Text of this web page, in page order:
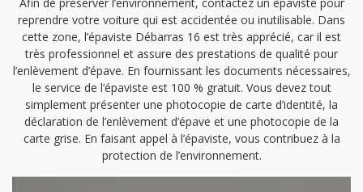
reprendre votre voiture qui est accidentée ou inutilisable. Dans
cette zone, l’épaviste Débarras 16 est très apprécié, car il est
très professionnel et assure des prestations de qualité pour
l’enlèvement d’épave. En fournissant les documents nécessaires,
le service de l’épaviste est 100 % gratuit. Vous devez tout
simplement présenter une photocopie de carte d’identité, la
déclaration de l’enlèvement d’épave et une photocopie de la
carte grise. En faisant appel à l’épaviste, vous contribuez à la
protection de l’environnement.